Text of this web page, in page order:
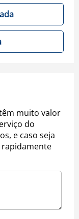
muito valor
do
e caso seja